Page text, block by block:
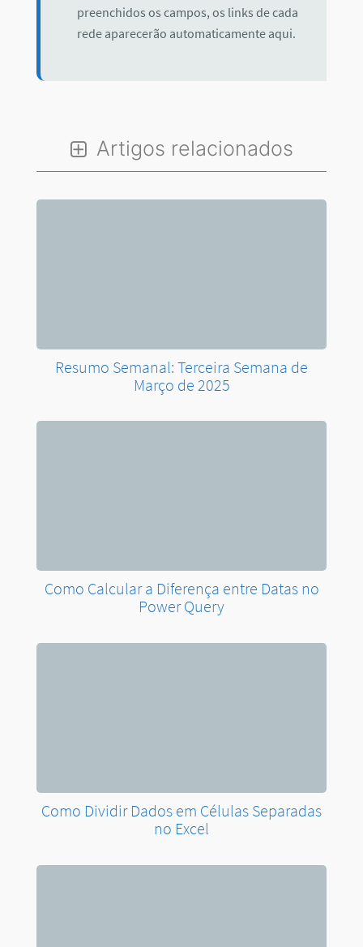
preenchidos os campos, os links de cada
rede aparecerão automaticamente aqui.
Artigos relacionados
Resumo Semanal: Terceira Semana de
Março de 2025
Como Calcular a Diferença entre Datas no
Power Query
Como Dividir Dados em Células Separadas
no Excel